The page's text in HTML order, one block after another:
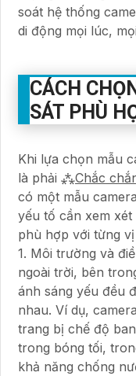
soát hệ thống
di động mọi lúc,
CÁCH
SÁT PHÙ
Khi lựa chọn mẫu
là phải ⁂Chắc
có một mẫu
yếu tố cần xem
phù hợp với từng
1. Môi trường và
ngoài trời, bên
ánh sáng yếu đều
nhau. Ví dụ,
trang bị chế độ
trong bóng tối,
khả năng chống